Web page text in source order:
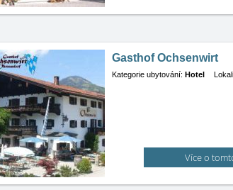
Gasthof Ochsenwirt
Kategorie ubytování: Hotel
Více o